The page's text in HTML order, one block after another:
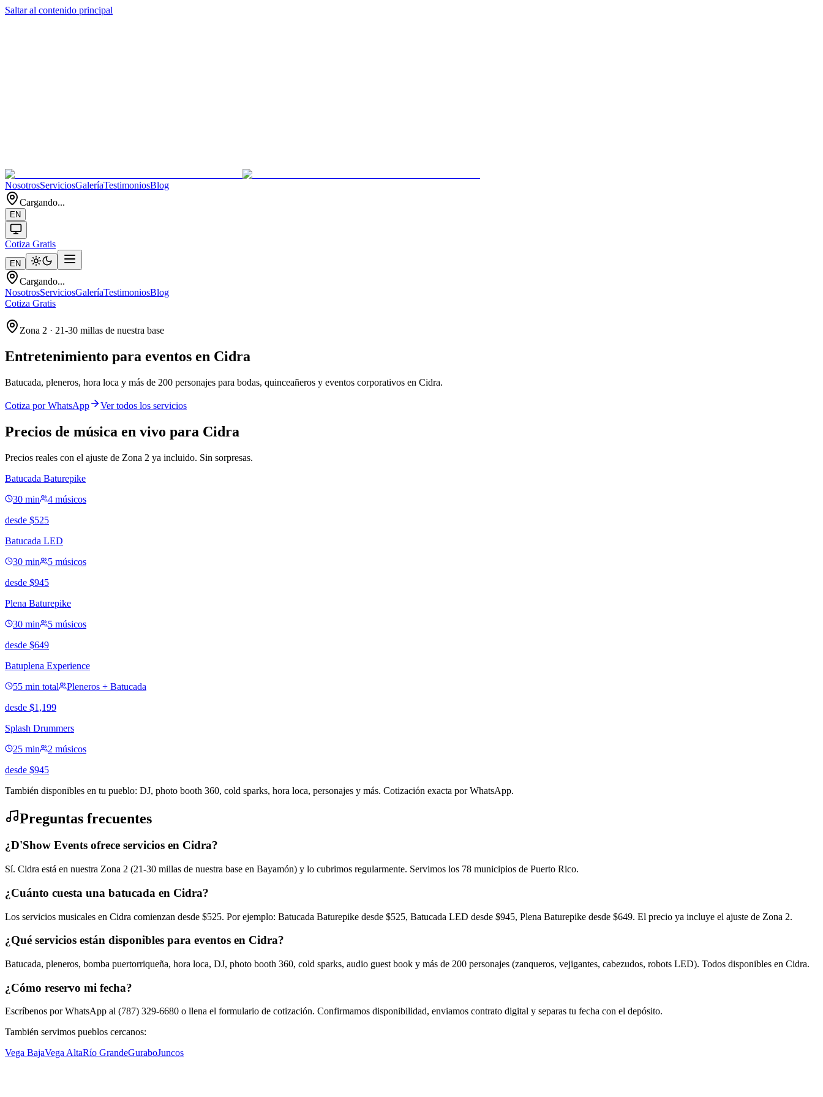
Saltar al contenido principal
NosotrosServiciosGaleríaTestimoniosBlog
Cargando...
EN
Cotiza Gratis
EN
Cargando...
NosotrosServiciosGaleríaTestimoniosBlog
Cotiza Gratis
Zona 2 · 21-30 millas de nuestra base
Entretenimiento para eventos en Cidra
Batucada, pleneros, hora loca y más de 200 personajes para bodas, quinceañeros y eventos corporativos en Cidra.
Cotiza por WhatsApp Ver todos los servicios
Precios de música en vivo para Cidra
Precios reales con el ajuste de Zona 2 ya incluido. Sin sorpresas.
Batucada Baturepike
30 min
4 músicos
desde $525
Batucada LED
30 min
5 músicos
desde $945
Plena Baturepike
30 min
5 músicos
desde $649
Batuplena Experience
55 min total
Pleneros + Batucada
desde $1,199
Splash Drummers
25 min
2 músicos
desde $945
También disponibles en tu pueblo: DJ, photo booth 360, cold sparks, hora loca, personajes y más. Cotización exacta por WhatsApp.
Preguntas frecuentes
¿D'Show Events ofrece servicios en Cidra?
Sí. Cidra está en nuestra Zona 2 (21-30 millas de nuestra base en Bayamón) y lo cubrimos regularmente. Servimos los 78 municipios de Puerto Rico.
¿Cuánto cuesta una batucada en Cidra?
Los servicios musicales en Cidra comienzan desde $525. Por ejemplo: Batucada Baturepike desde $525, Batucada LED desde $945, Plena Baturepike desde $649. El precio ya incluye el ajuste de Zona 2.
¿Qué servicios están disponibles para eventos en Cidra?
Batucada, pleneros, bomba puertorriqueña, hora loca, DJ, photo booth 360, cold sparks, audio guest book y más de 200 personajes (zanqueros, vejigantes, cabezudos, robots LED). Todos disponibles en Cidra.
¿Cómo reservo mi fecha?
Escríbenos por WhatsApp al (787) 329-6680 o llena el formulario de cotización. Confirmamos disponibilidad, enviamos contrato digital y separas tu fecha con el depósito.
También servimos pueblos cercanos:
Vega BajaVega AltaRío GrandeGuraboJuncos